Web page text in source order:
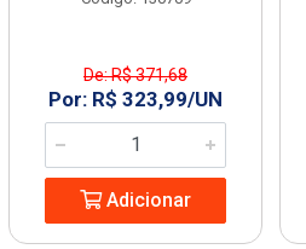
De: R$ 371,68
Por: R$ 323,99/UN
Adicionar